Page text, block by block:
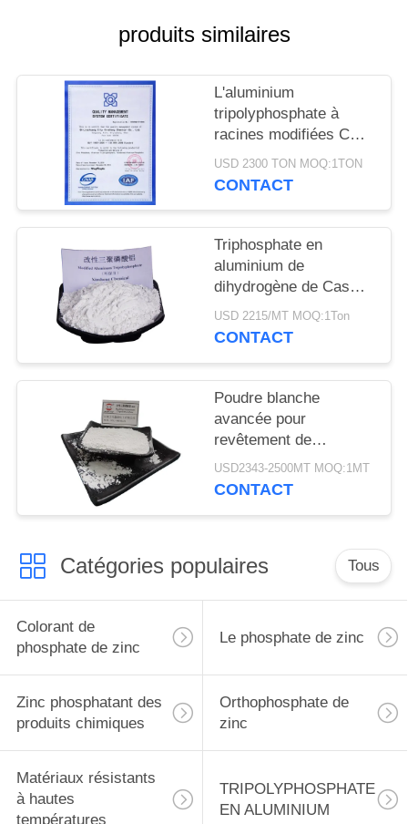
DEVIS
PLAN
PRIVACY
POLICY
produits similaires
L'aluminium
tripolyphosphate à
racines modifiées CAS
13939-25-8 pour
l'adhésion au
USD 2300 TON MOQ:1TON
CONTACT
Triphosphate en
aluminium de
dihydrogène de Cas
13939-25-8 industriel
de catégorie
USD 2215/MT MOQ:1Ton
CONTACT
Poudre blanche
avancée pour
revêtement de
matériaux
Tripolyphosphate
USD2343-2500MT MOQ:1MT
CONTACT
Catégories populaires Tous
Colorant de
phosphate de zinc
Le phosphate de zinc
Zinc phosphatant des
produits chimiques
Orthophosphate de
zinc
Matériaux résistants
à hautes
températures
TRIPOLYPHOSPHATE
EN ALUMINIUM